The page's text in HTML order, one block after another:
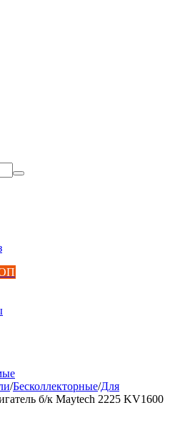
/Бесколлекторные/Для
б/к Maytech 2225 KV1600